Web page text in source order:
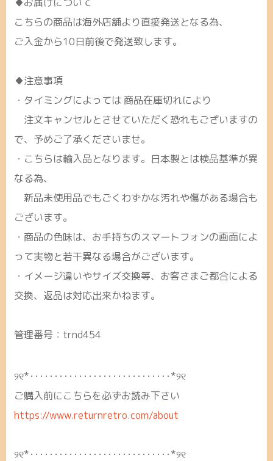
こちらの商品は海外店舗より直接発送となる為、
ご入金から10日前後で発送致します。
♦注意事項
・タイミングによっては 商品在庫切れにより
注文キャンセルとさせていただく恐れもございますの
で、予めご了承くださいませ。
・こちらは輸入品となります。日本製とは検品基準が異
なる為、
新品未使用品でもごくわずかな汚れや傷がある場合も
ございます。
・商品の色味は、お手持ちのスマートフォンの画面によ
って実物と若干異なる場合がございます。
・イメージ違いやサイズ交換等、お客さまご都合による
交換、返品は対応出来かねます。
管理番号：trnd454
୨୧*･････････････････････････････*୨୧
ご購入前にこちらを必ずお読み下さい
https://www.returnretro.com/about
୨୧*･････････････････････････････*୨୧